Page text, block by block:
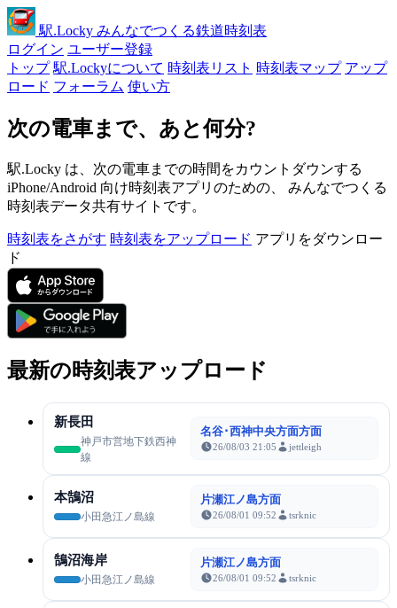
駅.Locky みんなでつくる鉄道時刻表
ログイン ユーザー登録
トップ 駅.Lockyについて 時刻表リスト 時刻表マップ アップ
ロード フォーラム 使い方
次の電車まで、あと何分?
駅.Locky は、次の電車までの時間をカウントダウンする
iPhone/Android 向け時刻表アプリのための、 みんなでつくる
時刻表データ共有サイトです。
時刻表をさがす 時刻表をアップロード アプリをダウンロー
ド
最新の時刻表アップロード
新長田
神戸市営地下鉄西神
線
名谷･西神中央方面方面
26/08/03 21:05 jettleigh
本鵠沼
小田急江ノ島線
片瀬江ノ島方面
26/08/01 09:52 tsrknic
鵠沼海岸
小田急江ノ島線
片瀬江ノ島方面
26/08/01 09:52 tsrknic